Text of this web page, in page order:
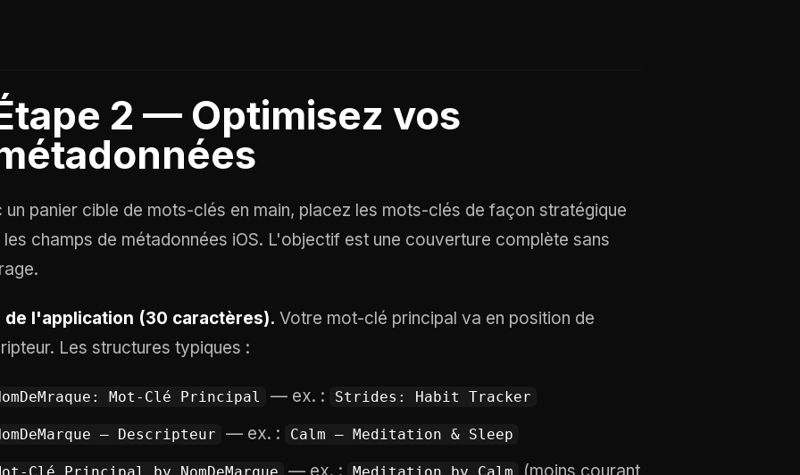
2 — Optimisez vos
un panier cible de mots-clés en main, placez les mots-clés de façon stratégique
les champs de métadonnées iOS. L'objectif est une couverture complète sans
de l'application (30 caractères). Votre mot-clé principal va en position de
Les structures typiques :
Mot-Clé Principal — ex. : Strides: Habit Tracker
— Descripteur — ex. : Calm — Meditation & Sleep